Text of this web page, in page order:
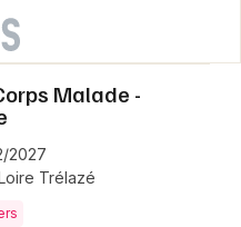
Malade -
2027
Trélazé